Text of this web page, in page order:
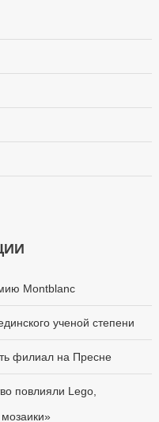
Montblanc
ученой степени
филиал на Пресне
повлияли Lego,